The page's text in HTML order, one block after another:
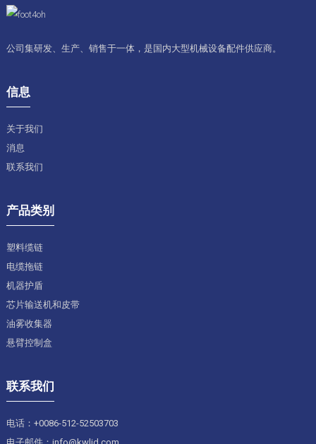
公司集研发、生产、销售于一体，是国内大型机械设备配件供应商。
信息
关于我们
消息
联系我们
产品类别
塑料缆链
电缆拖链
机器护盾
芯片输送机和皮带
油雾收集器
悬臂控制盒
联系我们
电话：+0086-512-52503703